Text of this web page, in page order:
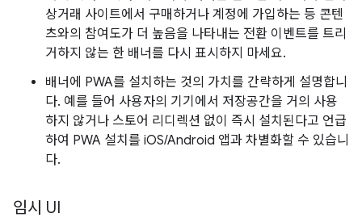
상거래 사이트에서 구매하거나 계정에 가입하는 등 콘텐
츠와의 참여도가 더 높음을 나타내는 전환 이벤트를 트리
거하지 않는 한 배너를 다시 표시하지 마세요.
배너에 PWA를 설치하는 것의 가치를 간략하게 설명합니
다. 예를 들어 사용자의 기기에서 저장공간을 거의 사용
하지 않거나 스토어 리디렉션 없이 즉시 설치된다고 언급
하여 PWA 설치를 iOS/Android 앱과 차별화할 수 있습니
다.
임시 UI